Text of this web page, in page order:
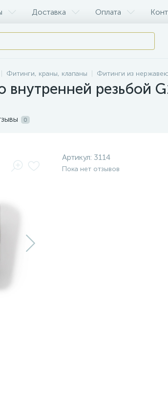
Доставка Оплата
Фитинги, краны, клапаны Фитинги из
резьбой
0
Артикул: 3114
Пока нет отзывов